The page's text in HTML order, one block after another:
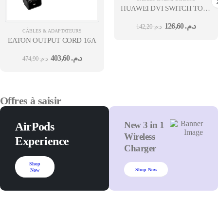
CÂBLES & ADAPTATEURS
EATON OUTPUT CORD 16A
د.م.474,90 د.م.403,60
HUAWEI DVI SWITCH TO
د.م.142,20 د.م.126,60
Offres à saisir
AirPods
Experience
Shop
Now
New 3 in 1
Wireless
Charger
Shop Now